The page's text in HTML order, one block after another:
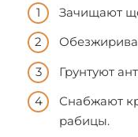
Зачищают
Грунтуют
Снабжают
рабицы.